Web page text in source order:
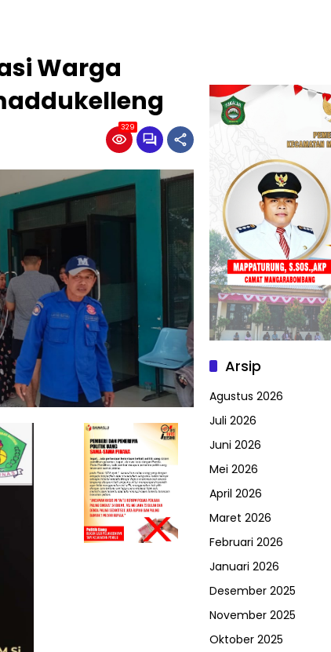
Warga
329
Arsip
Agustus 2026
Juli 2026
Juni 2026
Mei 2026
April 2026
Maret 2026
Februari 2026
Januari 2026
Desember 2025
November 2025
Oktober 2025